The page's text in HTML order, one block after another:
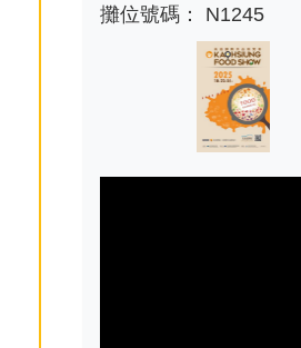
攤位號碼： N1245